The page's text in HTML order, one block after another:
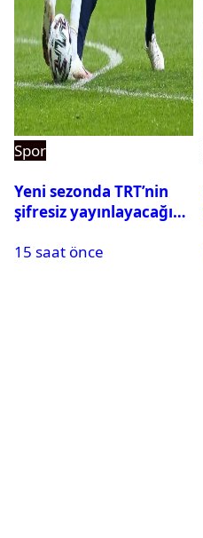
Spor
Yeni sezonda TRT’nin
şifresiz yayınlayacağı
15 saat önce